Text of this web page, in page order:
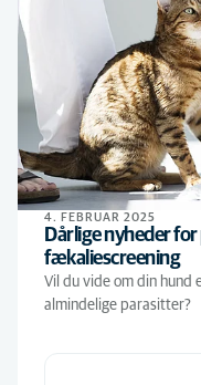
4. FEBRUAR 2025
Dårlige nyheder
fækaliescreening
Vil du vide om din hund
almindelige parasitter?